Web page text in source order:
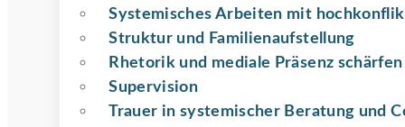
Systemisches Arbeiten mit
Struktur und Familienaufstellung
Rhetorik und mediale Präsenz schärfen
Supervision
Trauer in systemischer Beratung und